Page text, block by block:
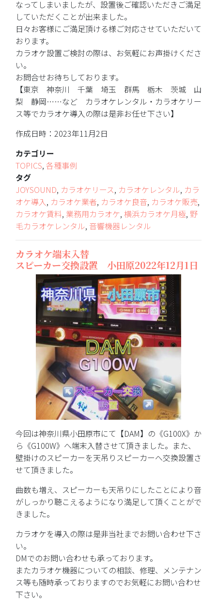
なってしまいましたが、設置後ご確認いただきご満足
していただくことが出来ました。
日々お客様にご満足頂ける様ご対応させていただいて
おります。
カラオケ設置ご検討の際は、お気軽にお声掛けくださ
い。
お問合せお待ちしております。
【東京 神奈川 千葉 埼玉 群馬 栃木 茨城 山
梨 静岡……など カラオケレンタル・カラオケリー
ス等でカラオケ導入の際は是非お任せ下さい】
作成日時：2023年11月2日
カテゴリー
TOPICS, 各種事例
タグ
JOYSOUND, カラオケリース, カラオケレンタル, カラ
オケ導入, カラオケ業者, カラオケ良音, カラオケ販売,
カラオケ賃料, 業務用カラオケ, 横浜カラオケ月極, 野
毛カラオケレンタル, 音響機器レンタル
カラオケ端末入替
スピーカー交換設置 小田原2022年12月1日
今回は神奈川県小田原市にて【DAM】の《G100X》か
ら《G100W》へ端末入替させて頂きました。また、
壁掛けのスピーカーを天吊りスピーカーへ交換設置さ
せて頂きました。
曲数も増え、スピーカーも天吊りにしたことにより音
がしっかり聴こえるようになり満足して頂くことがで
きました。
カラオケを導入の際は是非当社までお問い合わせ下さ
い。
DMでのお問い合わせも承っております。
またカラオケ機器についての相談、修理、メンテナン
ス等も随時承っておりますのでお気軽にお問い合わせ
下さい。